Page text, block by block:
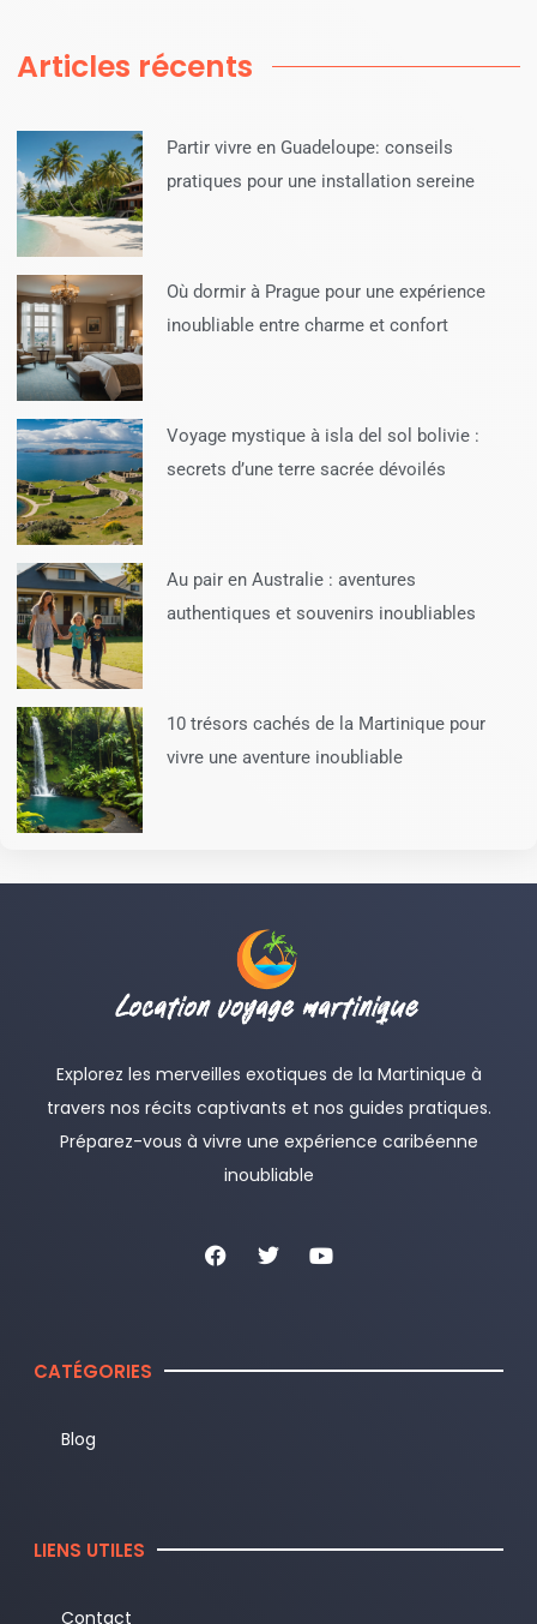
Articles récents
Partir vivre en Guadeloupe: conseils
pratiques pour une installation sereine
Où dormir à Prague pour une expérience
inoubliable entre charme et confort
Voyage mystique à isla del sol bolivie :
secrets d’une terre sacrée dévoilés
Au pair en Australie : aventures
authentiques et souvenirs inoubliables
10 trésors cachés de la Martinique pour
vivre une aventure inoubliable
Explorez les merveilles exotiques de la Martinique à
travers nos récits captivants et nos guides pratiques.
Préparez-vous à vivre une expérience caribéenne
inoubliable
CATÉGORIES
Blog
LIENS UTILES
Contact